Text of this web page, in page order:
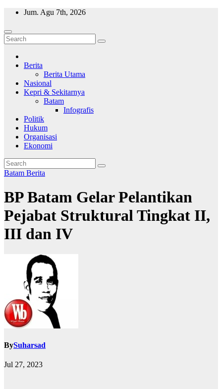
Skip
content
Jum. Agu 7th, 2026
Wajah Batam
CCTV nya kota Batam
Berita
Berita Utama
Nasional
Kepri & Sekitarnya
Batam
Infografis
Politik
Hukum
Organisasi
Ekonomi
Batam Berita
BP Batam Gelar Pelantikan
Pejabat Struktural Tingkat II,
III dan IV
BySuharsad
Jul 27, 2023